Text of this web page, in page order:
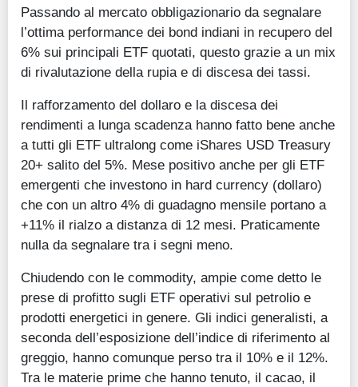
Passando al mercato obbligazionario da segnalare
l’ottima performance dei bond indiani in recupero del
6% sui principali ETF quotati, questo grazie a un mix
di rivalutazione della rupia e di discesa dei tassi.
Il rafforzamento del dollaro e la discesa dei
rendimenti a lunga scadenza hanno fatto bene anche
a tutti gli ETF ultralong come iShares USD Treasury
20+ salito del 5%. Mese positivo anche per gli ETF
emergenti che investono in hard currency (dollaro)
che con un altro 4% di guadagno mensile portano a
+11% il rialzo a distanza di 12 mesi. Praticamente
nulla da segnalare tra i segni meno.
Chiudendo con le commodity, ampie come detto le
prese di profitto sugli ETF operativi sul petrolio e
prodotti energetici in genere. Gli indici generalisti, a
seconda dell’esposizione dell’indice di riferimento al
greggio, hanno comunque perso tra il 10% e il 12%.
Tra le materie prime che hanno tenuto, il cacao, il